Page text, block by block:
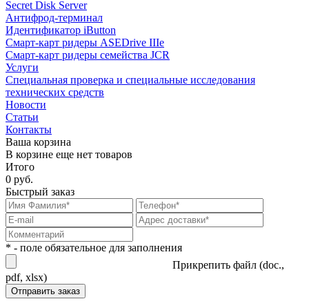
Secret Disk Server
Антифрод-терминал
Идентификатор iButton
Смарт-карт ридеры ASEDrive IIIe
Смарт-карт ридеры семейства JCR
Услуги
Специальная проверка и специальные исследования
технических средств
Новости
Статьи
Контакты
Ваша корзина
В корзине еще нет товаров
Итого
0 руб.
Быстрый заказ
* - поле обязательное для заполнения
Прикрепить файл (doc.,
pdf, xlsx)